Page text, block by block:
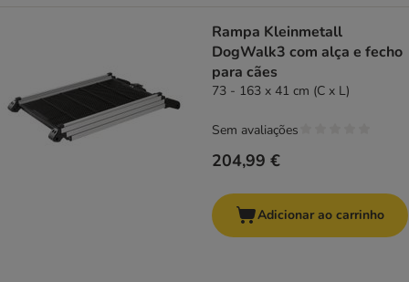
Rampa Kleinmetall
DogWalk3 com alça e fecho
para cães
73 - 163 x 41 cm (C x L)
204,99 €
Sem avaliações
Adicionar ao carrinho